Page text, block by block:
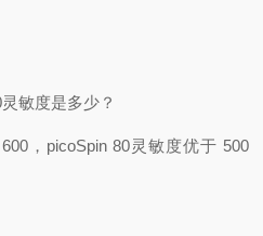
灵敏度是多少？
600 ， picoSpin 80灵敏度优于 500